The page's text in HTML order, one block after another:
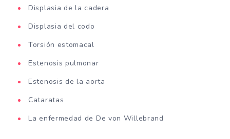
Displasia de la cadera
Displasia del codo
Torsión estomacal
Estenosis pulmonar
Estenosis de la aorta
Cataratas
La enfermedad de De von Willebrand